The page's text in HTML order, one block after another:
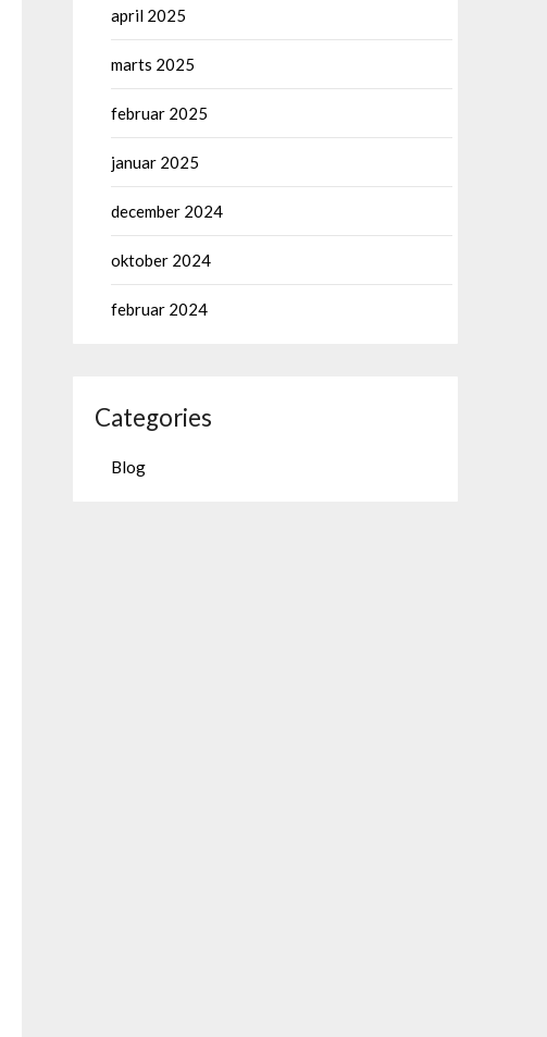
april 2025
marts 2025
februar 2025
januar 2025
december 2024
oktober 2024
februar 2024
Categories
Blog